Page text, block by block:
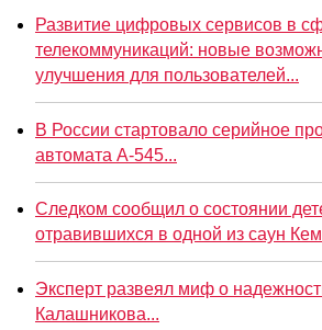
Развитие цифровых сервисов в
телекоммуникаций: новые
улучшения для пользователей...
В России стартовало серийное
автомата А-545...
Следком сообщил о состоянии
отравившихся в одной из саун
Эксперт развеял миф о
Калашникова...